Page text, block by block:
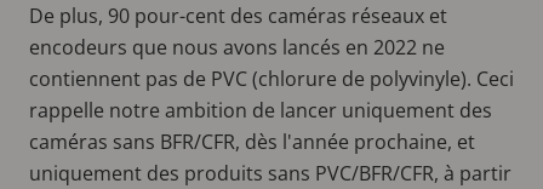
De plus, 90 pour-cent des caméras réseaux et
encodeurs que nous avons lancés en 2022 ne
contiennent pas de PVC (chlorure de polyvinyle). Ceci
rappelle notre ambition de lancer uniquement des
caméras sans BFR/CFR, dès l'année prochaine, et
uniquement des produits sans PVC/BFR/CFR, à partir